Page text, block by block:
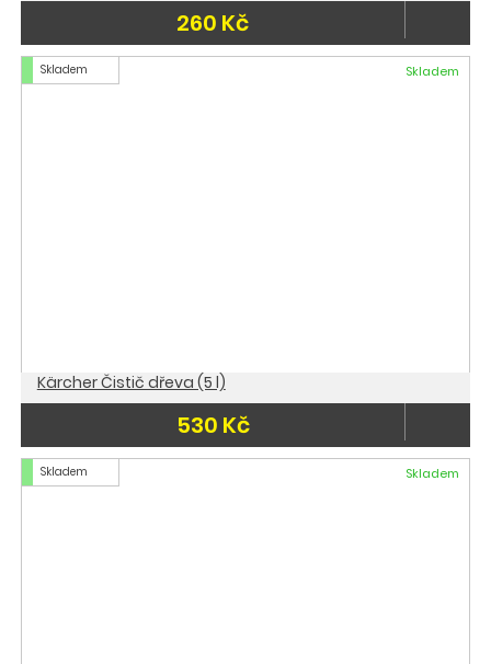
260 Kč
Skladem Skladem
Kärcher Čistič dřeva (5 l)
530 Kč
Skladem Skladem